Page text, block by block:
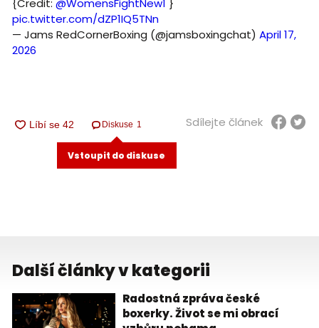
{Credit: @WomensFightNew1 }
pic.twitter.com/dZP1IQ5TNn
— Jams RedCornerBoxing (@jamsboxingchat) April 17,
2026
Diskuse 1
Vstoupit do diskuse
Sdílejte článek
Další články v kategorii
Radostná zpráva české
boxerky. Život se mi obrací